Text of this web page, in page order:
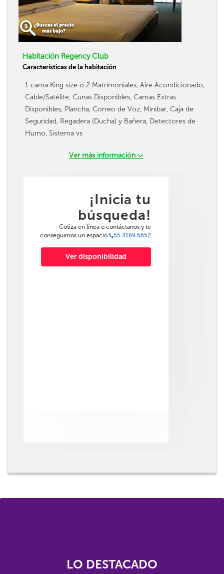
Habitación Regency Club
Características de la habitación
1 cama King size o 2 Matrimoniales, Aire Acondicionado,
Cable/Satélite, Cunas Disponibles, Camas Extras
Disponibles, Plancha, Correo de Voz, Minibar, Caja de
Seguridad, Regadera (Ducha) y Bañera, Detectores de
Humo, Sistema vs
Ver más información
¡Inicia tu
búsqueda!
Cotiza en línea o contáctanos y te
conseguimos un espacio
55 4169 6652
Ver disponibilidad
LO DESTACADO